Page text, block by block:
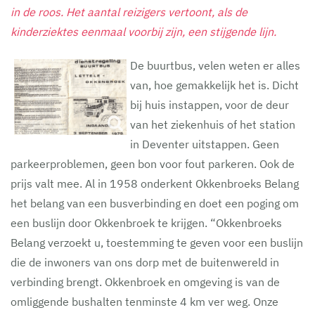
in de roos. Het aantal reizigers vertoont, als de
kinderziektes eenmaal voorbij zijn, een stijgende lijn.
De buurtbus, velen weten er alles
van, hoe gemakkelijk het is. Dicht
bij huis instappen, voor de deur
van het ziekenhuis of het station
in Deventer uitstappen. Geen
parkeerproblemen, geen bon voor fout parkeren. Ook de
prijs valt mee. Al in 1958 onderkent Okkenbroeks Belang
het belang van een busverbinding en doet een poging om
een buslijn door Okkenbroek te krijgen. “Okkenbroeks
Belang verzoekt u, toestemming te geven voor een buslijn
die de inwoners van ons dorp met de buitenwereld in
verbinding brengt. Okkenbroek en omgeving is van de
omliggende bushalten tenminste 4 km ver weg. Onze